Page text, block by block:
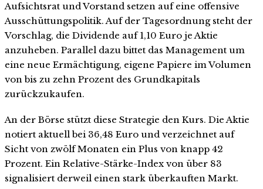
Aufsichtsrat und Vorstand setzen auf eine offensive
Ausschüttungspolitik. Auf der Tagesordnung steht der
Vorschlag, die Dividende auf 1,10 Euro je Aktie
anzuheben. Parallel dazu bittet das Management um
eine neue Ermächtigung, eigene Papiere im Volumen
von bis zu zehn Prozent des Grundkapitals
zurückzukaufen.
An der Börse stützt diese Strategie den Kurs. Die Aktie
notiert aktuell bei 36,48 Euro und verzeichnet auf
Sicht von zwölf Monaten ein Plus von knapp 42
Prozent. Ein Relative-Stärke-Index von über 83
signalisiert derweil einen stark überkauften Markt.